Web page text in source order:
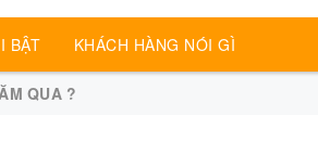
BẬT KHÁCH HÀNG NÓI GÌ
QUA ?